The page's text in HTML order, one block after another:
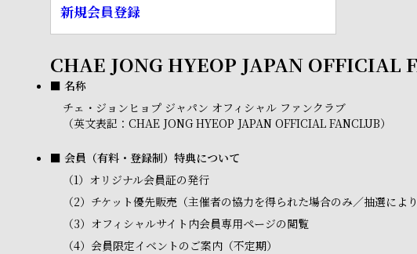
新規会員登録
CHAE JONG HYEOP JAPAN OFFICIAL
■ 名称
チェ・ジョンヒョプ ジャパン オフィシャル ファンクラブ
（英文表記：CHAE JONG HYEOP JAPAN OFFICIAL FANCLUB）
■ 会員（有料・登録制）特典について
（1） オリジナル会員証の発行
（2） チケット優先販売（主催者の協力を得られた場合のみ／抽選によ
（3） オフィシャルサイト内会員専用ページの閲覧
（4） 会員限定イベントのご案内（不定期）